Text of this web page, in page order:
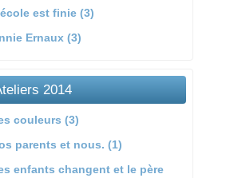
est finie (3)
Ernaux (3)
2014
couleurs (3)
parents et nous. (1)
enfants changent et le père